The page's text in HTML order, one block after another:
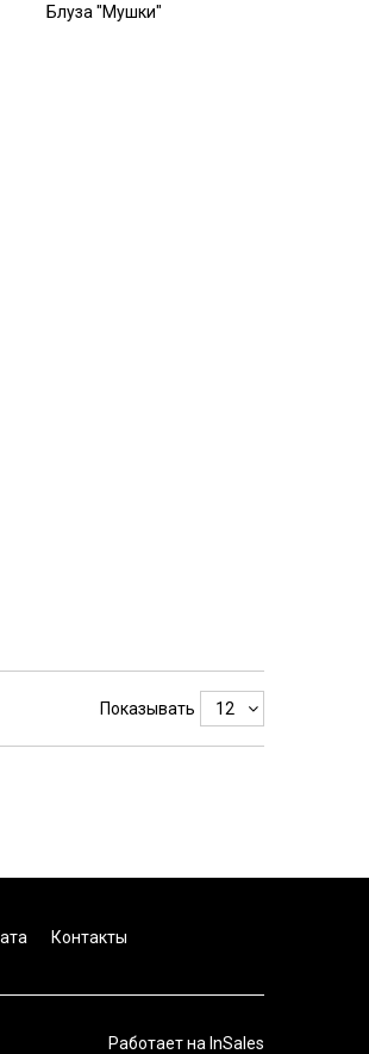
Блуза "Мушки"
Показывать
Контакты
Работает на InSales